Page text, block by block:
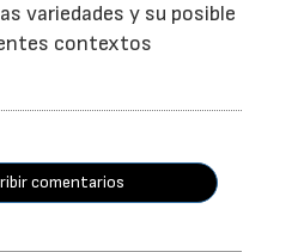
variedades y su posible
contextos
comentarios